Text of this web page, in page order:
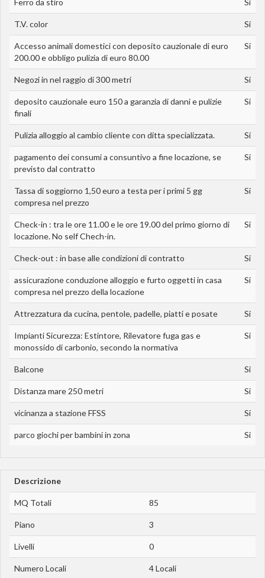
T.V. color Si
Accesso animali domestici con deposito cauzionale di euro
200.00 e obbligo pulizia di euro 80.00
Si
Negozi in nel raggio di 300 metri Si
deposito cauzionale euro 150 a garanzia di danni e pulizie
finali
Si
Pulizia alloggio al cambio cliente con ditta specializzata. Si
pagamento dei consumi a consuntivo a fine locazione, se
previsto dal contratto
Si
Tassa di soggiorno 1,50 euro a testa per i primi 5 gg
compresa nel prezzo
Si
Check-in : tra le ore 11.00 e le ore 19.00 del primo giorno di
locazione. No self Chech-in.
Si
Check-out : in base alle condizioni di contratto Si
assicurazione conduzione alloggio e furto oggetti in casa
compresa nel prezzo della locazione
Si
Attrezzatura da cucina, pentole, padelle, piatti e posate Si
Impianti Sicurezza: Estintore, Rilevatore fuga gas e
monossido di carbonio, secondo la normativa
Si
Balcone Si
Distanza mare 250 metri Si
vicinanza a stazione FFSS Si
parco giochi per bambini in zona Si
Descrizione
MQ Totali 85
Piano 3
Livelli 0
Numero Locali 4 Locali